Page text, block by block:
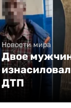
Новости мира
Двое
ДТП